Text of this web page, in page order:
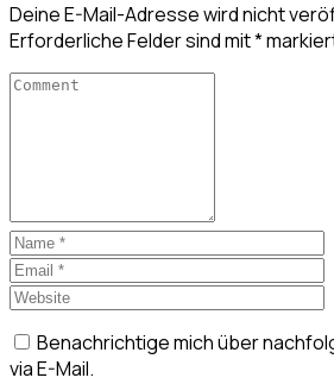
Deine E-Mail-Adresse wird nicht
Erforderliche Felder sind mit*
Benachrichtige mich über
via E-Mail.